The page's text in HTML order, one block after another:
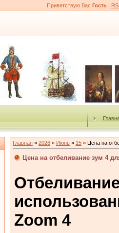
Приветствую Вас Гость |
Главная » 2026 » Июнь » 15 » Цена на
Цена на отбеливание зум 4
Zoom 4